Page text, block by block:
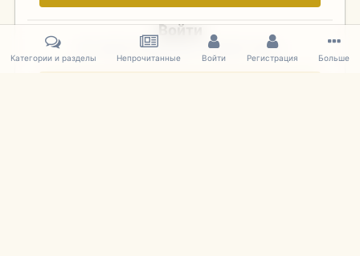
Войти
Уже зарегистрированы? Войдите здесь.
Категории и разделы Непрочитанные Войти Регистрация Больше